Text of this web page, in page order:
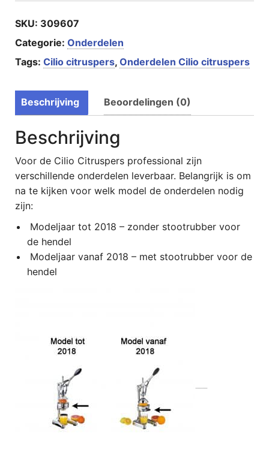
SKU: 309607
Categorie: Onderdelen
Tags: Cilio citruspers, Onderdelen Cilio citruspers
Beschrijving Beoordelingen (0)
Beschrijving
Voor de Cilio Citruspers professional zijn
verschillende onderdelen leverbaar. Belangrijk is om
na te kijken voor welk model de onderdelen nodig
zijn:
Modeljaar tot 2018 – zonder stootrubber voor
de hendel
Modeljaar vanaf 2018 – met stootrubber voor de
hendel